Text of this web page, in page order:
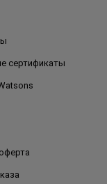
сертификаты